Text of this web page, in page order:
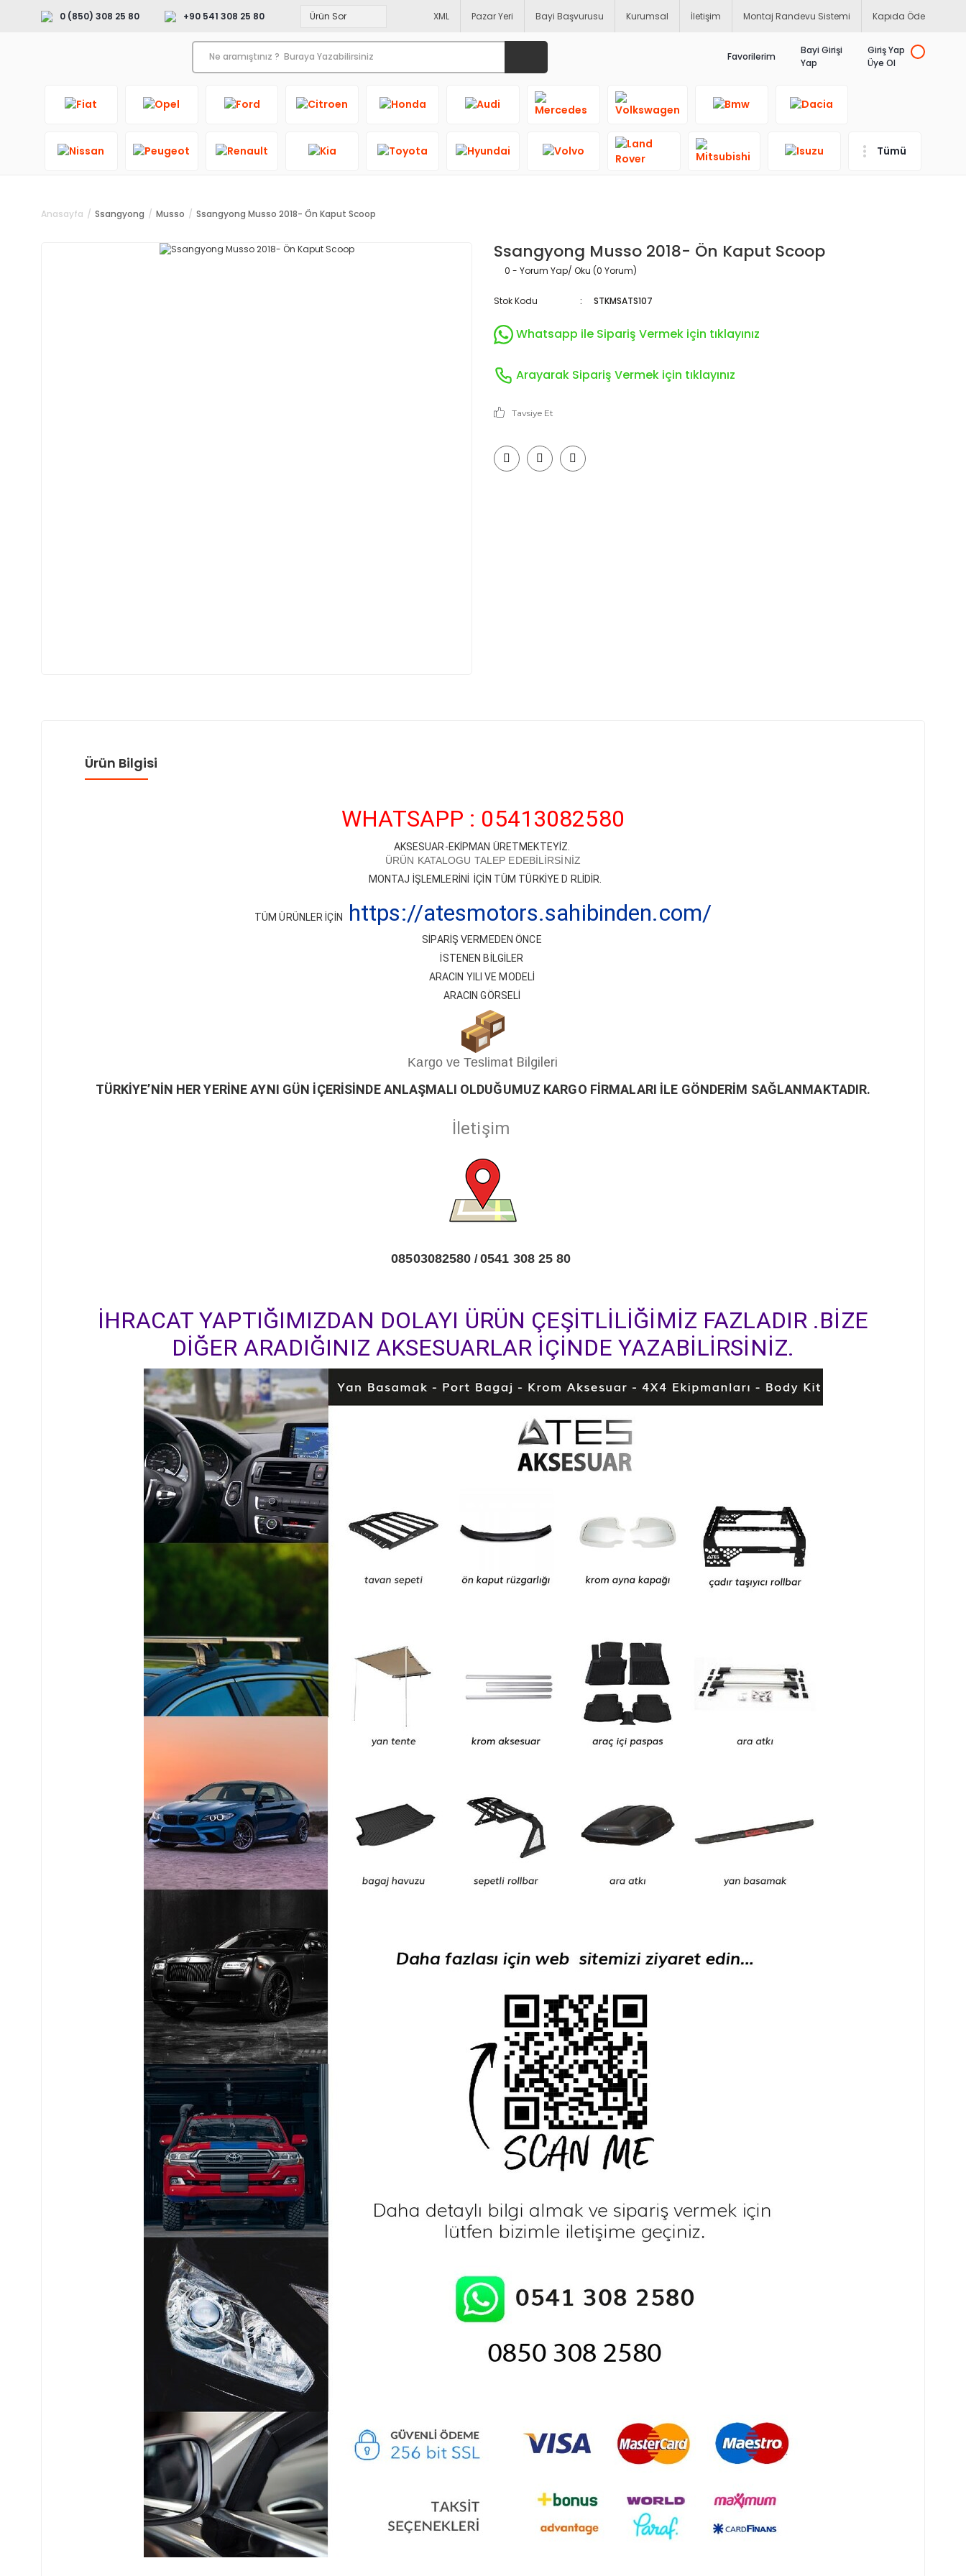
0 (850) 308 25 80 +90 541 308 25 80 XML Pazar Yeri Bayi Başvurusu Kurumsal İletişim Montaj Randevu Sistemi Kapıda Öde
Favorilerim
Bayi Girişi
Yap
Giriş Yap
Üye Ol
Tümü
Anasayfa Ssangyong Musso Ssangyong Musso 2018- Ön Kaput Scoop
Ssangyong Musso 2018- Ön Kaput Scoop
0 - Yorum Yap/ Oku (0 Yorum)
Stok Kodu STKMSATS107
Whatsapp ile Sipariş Vermek için tıklayınız
Arayarak Sipariş Vermek için tıklayınız
Tavsiye Et
Ürün Bilgisi
WHATSAPP : 05413082580
AKSESUAR-EKİPMAN ÜRETMEKTEYİZ.
ÜRÜN KATALOGU TALEP EDEBİLİRSİNİZ
MONTAJ İŞLEMLERİNİ İÇİN TÜM TÜRKİYE D RLİDİR.
TÜM ÜRÜNLER İÇİN https://atesmotors.sahibinden.com/
SİPARİŞ VERMEDEN ÖNCE
İSTENEN BİLGİLER
ARACIN YILI VE MODELİ
ARACIN GÖRSELİ
Kargo ve Teslimat Bilgileri
TÜRKİYE’NİN HER YERİNE AYNI GÜN İÇERİSİNDE ANLAŞMALI OLDUĞUMUZ KARGO FİRMALARI İLE GÖNDERİM SAĞLANMAKTADIR.
İletişim
08503082580 / 0541 308 25 80
İHRACAT YAPTIĞIMIZDAN DOLAYI ÜRÜN ÇEŞİTLİLİĞİMİZ FAZLADIR .BİZE
DİĞER ARADIĞINIZ AKSESUARLAR İÇİNDE YAZABİLİRSİNİZ.